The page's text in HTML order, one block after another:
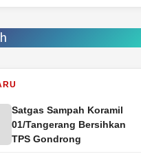
Satgas Sampah Koramil
01/Tangerang Bersihkan
TPS Gondrong